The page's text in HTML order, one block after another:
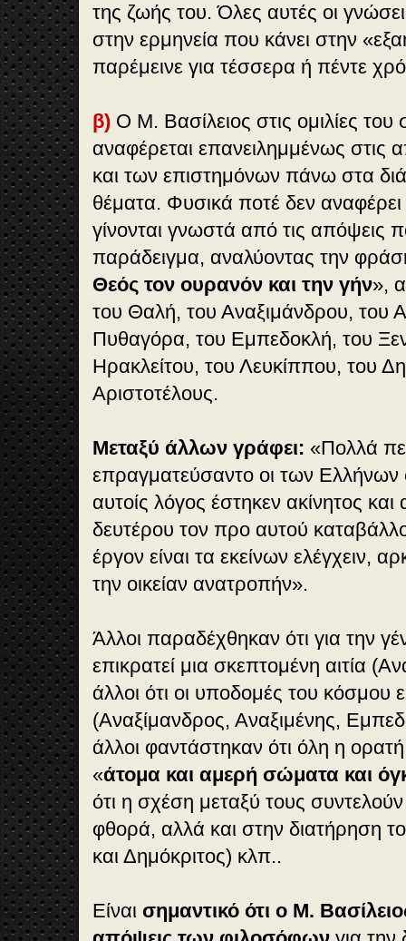
της ζωής του. Όλες αυτές οι
στην ερμηνεία που κάνει στην
παρέμεινε για τέσσερα ή πέντε
β) Ο Μ. Βασίλειος στις ομιλίες
αναφέρεται επανειλημμένως στις
και των επιστημόνων πάνω στα
θέματα. Φυσικά ποτέ δεν
γίνονται γνωστά από τις απόψεις
παράδειγμα, αναλύοντας την
Θεός τον ουρανόν και την γήν»,
του Θαλή, του Αναξιμάνδρου, του
Πυθαγόρα, του Εμπεδοκλή, του
Ηρακλείτου, του Λευκίππου, του
Αριστοτέλους.
Μεταξύ άλλων γράφει: «Πολλά
επραγματεύσαντο οι των Ελλήνων
αυτοίς λόγος έστηκεν ακίνητος
δευτέρου τον προ αυτού
έργον είναι τα εκείνων ελέγχειν,
την οικείαν ανατροπήν».
Άλλοι παραδέχθηκαν ότι για την
επικρατεί μια σκεπτομένη αιτία
άλλοι ότι οι υποδομές του κόσμου
(Αναξίμανδρος, Αναξιμένης,
άλλοι φαντάστηκαν ότι όλη η
«άτομα και αμερή σώματα και
ότι η σχέση μεταξύ τους
φθορά, αλλά και στην διατήρηση
και Δημόκριτος) κλπ..
Είναι σημαντικό ότι ο Μ.